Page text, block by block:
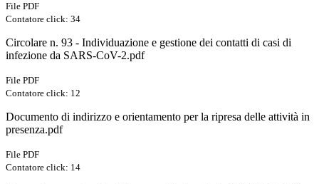
File PDF
Contatore click: 34
Circolare n. 93 - Individuazione e gestione dei contatti di casi di
infezione da SARS-CoV-2.pdf
File PDF
Contatore click: 12
Documento di indirizzo e orientamento per la ripresa delle attività in
presenza.pdf
File PDF
Contatore click: 14